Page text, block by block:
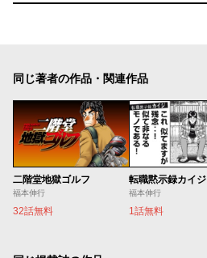
同じ著者の作品・関連作品
二階堂地獄ゴルフ
福本伸行
32話無料
転職黙示録カイジ
福本伸行
1話無料